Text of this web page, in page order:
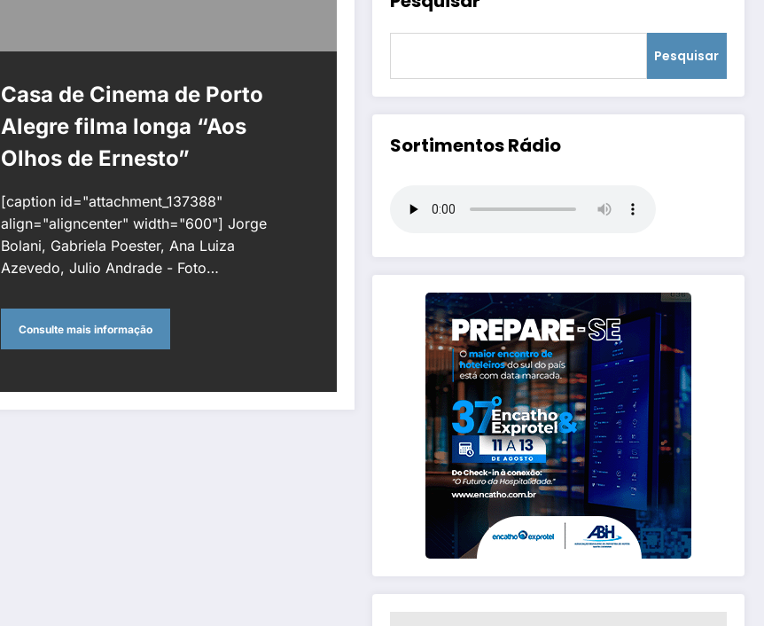
Casa de Cinema de Porto
Alegre filma longa “Aos
Olhos de Ernesto”
[caption id="attachment_137388"
align="aligncenter" width="600"] Jorge
Bolani, Gabriela Poester, Ana Luiza
Azevedo, Julio Andrade - Foto…
Consulte mais informação
Pesquisar
Sortimentos Rádio